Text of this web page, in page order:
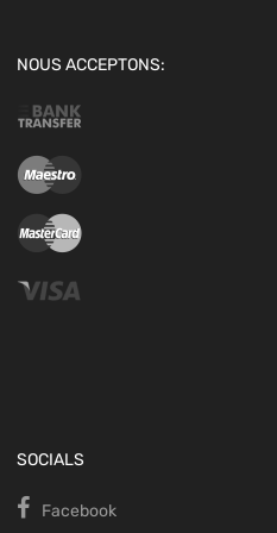
NOUS ACCEPTONS:
SOCIALS
Facebook